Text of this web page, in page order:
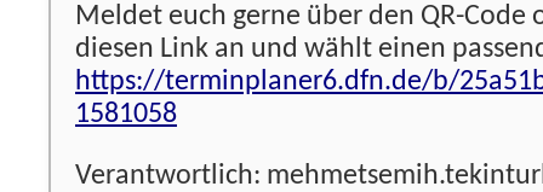
Meldet euch gerne über den QR-Code
diesen Link an und wählt einen
https://terminplaner6.dfn.de/b/
1581058
Verantwortlich: